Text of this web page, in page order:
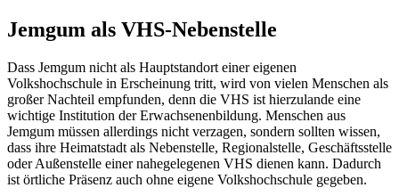
Jemgum als VHS-Nebenstelle
Dass Jemgum nicht als Hauptstandort einer eigenen
Volkshochschule in Erscheinung tritt, wird von vielen Menschen als
großer Nachteil empfunden, denn die VHS ist hierzulande eine
wichtige Institution der Erwachsenenbildung. Menschen aus
Jemgum müssen allerdings nicht verzagen, sondern sollten wissen,
dass ihre Heimatstadt als Nebenstelle, Regionalstelle, Geschäftsstelle
oder Außenstelle einer nahegelegenen VHS dienen kann. Dadurch
ist örtliche Präsenz auch ohne eigene Volkshochschule gegeben.